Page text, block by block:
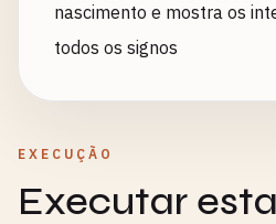
nascimento e mostra os
todos os signos
EXECUÇÃO
Executar esta